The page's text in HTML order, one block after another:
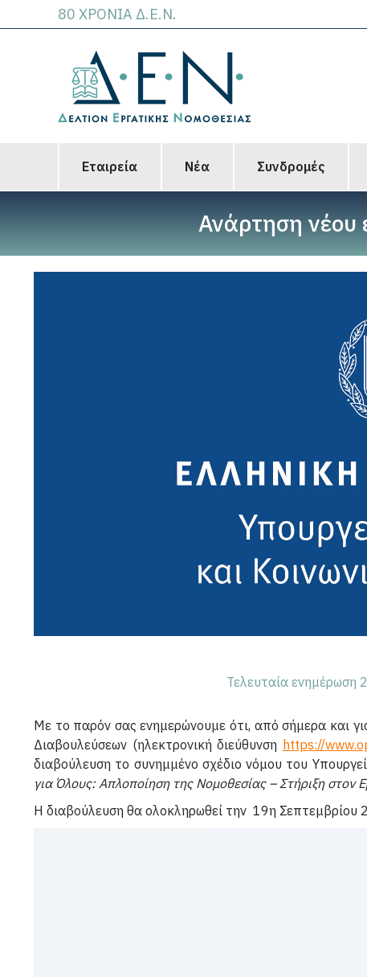
80 ΧΡΟΝΙΑ Δ.Ε.Ν.
Εταιρεία Νέα Συνδρομές
Ανάρτηση νέου
Τελευταία ενημέρωση
Με το παρόν σας ενημερώνουμε ότι, από σήμερα και
Διαβουλεύσεων (ηλεκτρονική διεύθυνση https://
διαβούλευση το συνημμένο σχέδιο νόμου του
για Όλους: Απλοποίηση της Νομοθεσίας – Στήριξη στον
Η διαβούλευση θα ολοκληρωθεί την 19η Σεπτεμβρίου